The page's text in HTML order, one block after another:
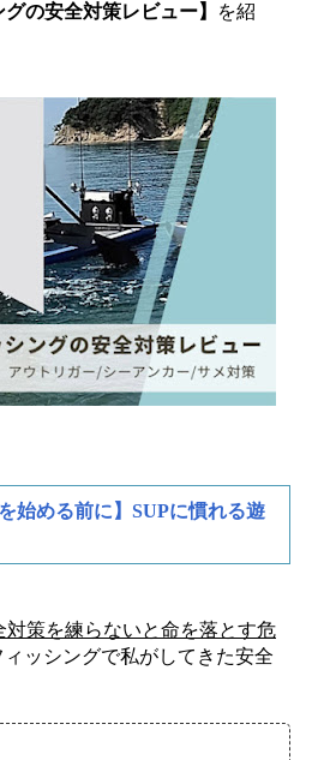
グの安全対策レビュー】
を紹
始める前に】SUPに慣れる遊
策を練らないと命を落とす危
ィッシングで私がしてきた安全